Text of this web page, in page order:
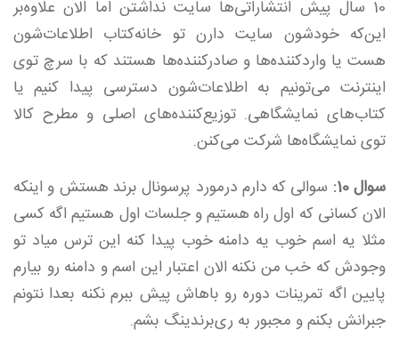
10 سال پیش انتشاراتی‌ها سایت نداشتن اما الان علاوه‌بر
این‌که خودشون سایت دارن تو خانه‌کتاب اطلاعات‌شون
هست یا واردکننده‌ها و صادرکننده‌ها هستند که با سرچ توی
اینترنت می‌تونیم به اطلاعات‌شون دسترسی پیدا کنیم یا
کتاب‌های نمایشگاهی. توزیع‌کننده‌های اصلی و مطرح کالا
توی نمایشگاه‌ها شرکت می‌کنن.
سوال 10:
سوالی که دارم درمورد پرسونال برند هستش و اینکه
الان کسانی که اول راه هستیم و جلسات اول هستیم اگه کسی
مثلا یه اسم خوب یه دامنه خوب پیدا کنه این ترس میاد تو
وجودش که خب من نکنه الان اعتبار این اسم و دامنه رو بیارم
پایین اگه تمرینات دوره رو باهاش پیش ببرم نکنه بعدا نتونم
جبرانش بکنم و مجبور به ری‌برندینگ بشم.